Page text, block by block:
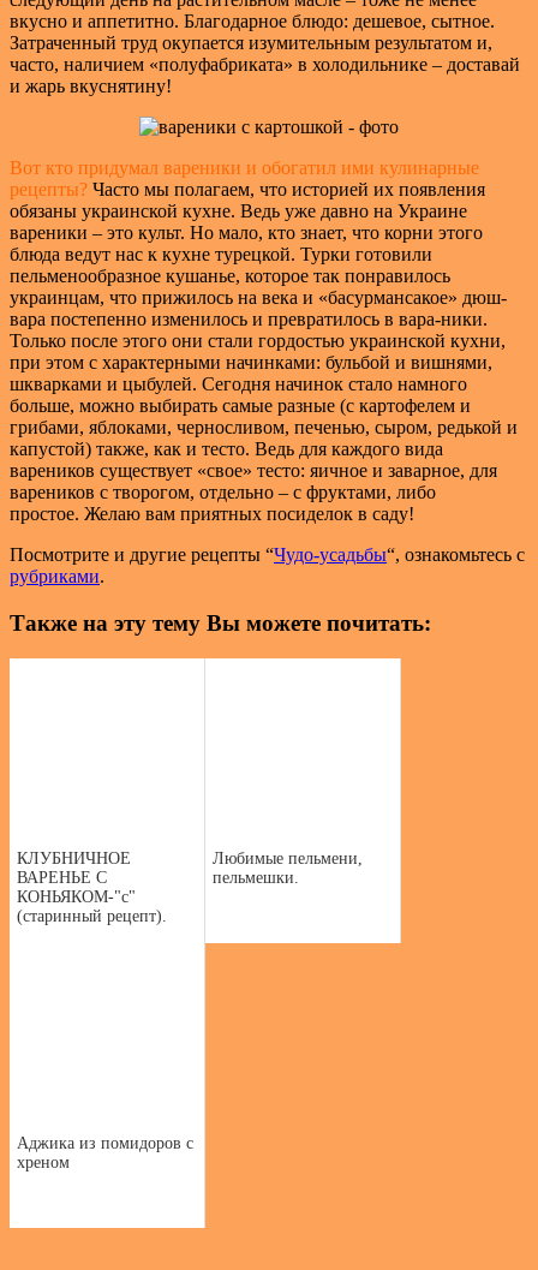
вкусно и аппетитно. Благодарное блюдо: дешевое, сытное.
Затраченный труд окупается изумительным результатом и,
часто, наличием «полуфабриката» в холодильнике – доставай
и жарь вкуснятину!
Вот кто придумал вареники и обогатил ими кулинарные
рецепты? Часто мы полагаем, что историей их появления
обязаны украинской кухне. Ведь уже давно на Украине
вареники – это культ. Но мало, кто знает, что корни этого
блюда ведут нас к кухне турецкой. Турки готовили
пельменообразное кушанье, которое так понравилось
украинцам, что прижилось на века и «басурмансакое» дюш-
вара постепенно изменилось и превратилось в вара-ники.
Только после этого они стали гордостью украинской кухни,
при этом с характерными начинками: бульбой и вишнями,
шкварками и цыбулей. Сегодня начинок стало намного
больше, можно выбирать самые разные (с картофелем и
грибами, яблоками, черносливом, печенью, сыром, редькой и
капустой) также, как и тесто. Ведь для каждого вида
вареников существует «свое» тесто: яичное и заварное, для
вареников с творогом, отдельно – с фруктами, либо
простое. Желаю вам приятных посиделок в саду!
Посмотрите и другие рецепты “Чудо-усадьбы“, ознакомьтесь с
рубриками.
Также на эту тему Вы можете почитать:
КЛУБНИЧНОЕ
ВАРЕНЬЕ С
КОНЬЯКОМ-"с"
(старинный рецепт).
Любимые пельмени,
пельмешки.
Аджика из помидоров с
хреном